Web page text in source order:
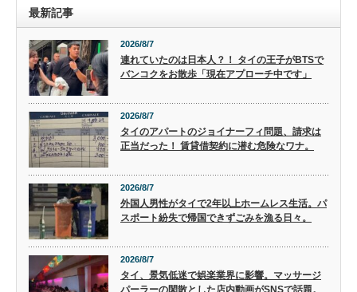
最新記事
2026/8/7
連れていたのは日本人？！ タイの王子がBTSで
バンコクをお散歩「現在アプローチ中です」
2026/8/7
タイのアパートのジョイナーフィ問題、請求は
正当だった！ 賃貸借契約に潜む危険なワナ。
2026/8/7
外国人男性がタイで2年以上ホームレス生活。パ
スポート紛失で帰国できずごみを漁る日々。
2026/8/7
タイ、景気低迷で娯楽業界に影響。マッサージ
パーラーの閑散とした店内動画がSNSで話題。